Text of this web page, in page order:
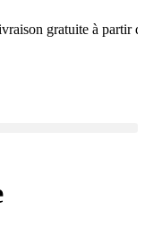
gratuite à partir de